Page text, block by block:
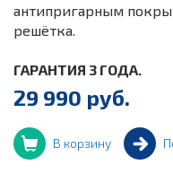
антипригарным
решётка.
ГАРАНТИЯ 3 ГОДА.
29 990 руб.
В корзину